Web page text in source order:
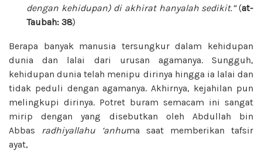
dengan kehidupan) di akhirat hanyalah sedikit.”(at-
Taubah: 38)
Berapa banyak manusia tersungkur dalam kehidupan
dunia dan lalai dari urusan agamanya. Sungguh,
kehidupan dunia telah menipu dirinya hingga ia lalai dan
tidak peduli dengan agamanya. Akhirnya, kejahilan pun
melingkupi dirinya. Potret buram semacam ini sangat
mirip dengan yang disebutkan oleh Abdullah bin
Abbas
radhiyallahu ‘anhuma saat memberikan tafsir
ayat,